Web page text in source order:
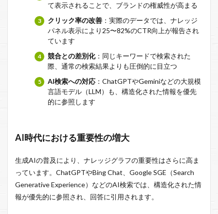
て表示されることで、ブランドの権威性が高まる
クリック率の改善 ：実際のデータでは、ナレッジ
パネル表示により25〜82%のCTR向上が報告され
ています
競合との差別化：同じキーワードで検索された
際、通常の検索結果よりも圧倒的に目立つ
AI検索への対応 ：ChatGPTやGeminiなどの大規模
言語モデル（LLM）も、構造化された情報を優先
的に参照します
AI時代における重要性の増大
生成AIの普及により、ナレッジグラフの重要性はさらに高ま
っています。ChatGPTやBing Chat、Google SGE（Search
Generative Experience）などのAI検索では、構造化された情
報が優先的に参照され、回答に引用されます。